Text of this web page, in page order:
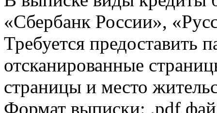
«Сбербанк России»,
Требуется предоставить
отсканированные
страницы и место
Формат выписки: .pdf